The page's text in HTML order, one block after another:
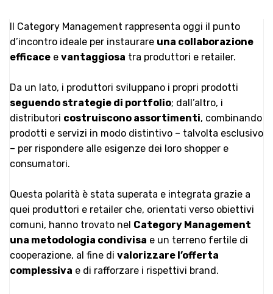
Il Category Management rappresenta oggi il punto
d’incontro ideale per instaurare una collaborazione
efficace e vantaggiosa tra produttori e retailer.
Da un lato, i produttori sviluppano i propri prodotti
seguendo strategie di portfolio; dall’altro, i
distributori costruiscono assortimenti, combinando
prodotti e servizi in modo distintivo – talvolta esclusivo
– per rispondere alle esigenze dei loro shopper e
consumatori.
Questa polarità è stata superata e integrata grazie a
quei produttori e retailer che, orientati verso obiettivi
comuni, hanno trovato nel Category Management
una metodologia condivisa e un terreno fertile di
cooperazione, al fine di valorizzare l’offerta
complessiva e di rafforzare i rispettivi brand.